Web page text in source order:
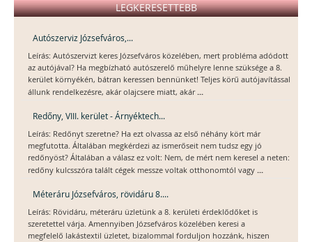
LEGKERESETTEBB
Autószerviz Józsefváros,...
Leírás: Autószervizt keres Józsefváros közelében, mert probléma adódott
az autójával? Ha megbízható autószerelő műhelyre lenne szüksége a 8.
kerület környékén, bátran keressen bennünket! Teljes körű autójavítással
állunk rendelkezésre, akár olajcsere miatt, akár...
Redőny, VIII. kerület - Árnyéktech...
Leírás: Redőnyt szeretne? Ha ezt olvassa az első néhány kört már
megfutotta. Általában megkérdezi az ismerőseit nem tudsz egy jó
redőnyöst? Általában a válasz ez volt: Nem, de mért nem keresel a neten:
redőny kulcsszóra talált cégek messze voltak otthonomtól vagy ...
Méteráru Józsefváros, rövidáru 8....
Leírás: Rövidáru, méteráru üzletünk a 8. kerületi érdeklődőket is
szeretettel várja. Amennyiben Józsefváros közelében keresi a
megfelelő lakástextil üzletet, bizalommal forduljon hozzánk, hiszen